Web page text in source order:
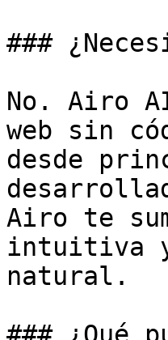
###
No. Airo
web sin
desde
Airo te
intuitiva y
natural.